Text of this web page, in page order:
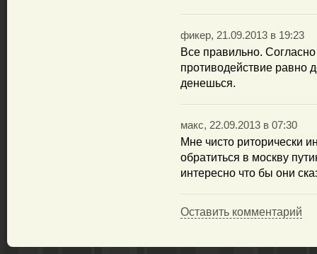
фикер, 21.09.2013 в 19:23
Все правильно.
противодействие равно
денешься.
макс, 22.09.2013 в 07:30
Мне чисто риторически
обратиться в москву
интересно что бы они
Оставить комментарий